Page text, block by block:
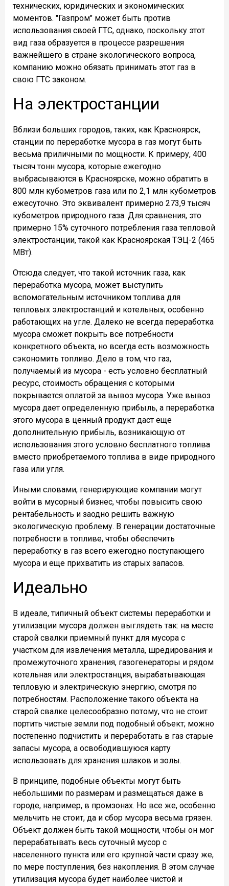
технических, юридических и экономических
моментов. "Газпром" может быть против
использования своей ГТС, однако, поскольку этот
вид газа образуется в процессе разрешения
важнейшего в стране экологического вопроса,
компанию можно обязать принимать этот газ в
свою ГТС законом.
На электростанции
Вблизи больших городов, таких, как Красноярск,
станции по переработке мусора в газ могут быть
весьма приличными по мощности. К примеру, 400
тысяч тонн мусора, которые ежегодно
выбрасываются в Красноярске, можно обратить в
800 млн кубометров газа или по 2,1 млн кубометров
ежесуточно. Это эквивалент примерно 273,9 тысяч
кубометров природного газа. Для сравнения, это
примерно 15% суточного потребления газа тепловой
электростанции, такой как Красноярская ТЭЦ-2 (465
МВт).
Отсюда следует, что такой источник газа, как
переработка мусора, может выступить
вспомогательным источником топлива для
тепловых электростанций и котельных, особенно
работающих на угле. Далеко не всегда переработка
мусора сможет покрыть все потребности
конкретного объекта, но всегда есть возможность
сэкономить топливо. Дело в том, что газ,
получаемый из мусора - есть условно бесплатный
ресурс, стоимость обращения с которыми
покрывается оплатой за вывоз мусора. Уже вывоз
мусора дает определенную прибыль, а переработка
этого мусора в ценный продукт даст еще
дополнительную прибыль, возникающую от
использования этого условно бесплатного топлива
вместо приобретаемого топлива в виде природного
газа или угля.
Иными словами, генерирующие компании могут
войти в мусорный бизнес, чтобы повысить свою
рентабельность и заодно решить важную
экологическую проблему. В генерации достаточные
потребности в топливе, чтобы обеспечить
переработку в газ всего ежегодно поступающего
мусора и еще прихватить из старых запасов.
Идеально
В идеале, типичный объект системы переработки и
утилизации мусора должен выглядеть так: на месте
старой свалки приемный пункт для мусора с
участком для извлечения металла, шредирования и
промежуточного хранения, газогенераторы и рядом
котельная или электростанция, вырабатывающая
тепловую и электрическую энергию, смотря по
потребностям. Расположение такого объекта на
старой свалке целесообразно потому, что не стоит
портить чистые земли под подобный объект; можно
постепенно подчистить и переработать в газ старые
запасы мусора, а освободившуюся карту
использовать для хранения шлаков и золы.
В принципе, подобные объекты могут быть
небольшими по размерам и размещаться даже в
городе, например, в промзонах. Но все же, особенно
мельчить не стоит, да и сбор мусора весьма грязен.
Объект должен быть такой мощности, чтобы он мог
перерабатывать весь суточный мусор с
населенного пункта или его крупной части сразу же,
по мере поступления, без накопления. В этом случае
утилизация мусора будет наиболее чистой и